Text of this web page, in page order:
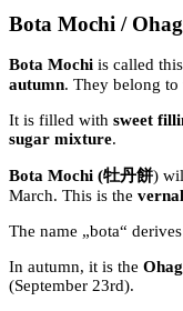
Bota Mochi /
Bota Mochi is called
autumn. They belong to
It is filled with sweet
sugar mixture.
Bota Mochi (牡丹餅)
March. This is the vernal
The name „bota“
In autumn, it is the
(September 23rd).